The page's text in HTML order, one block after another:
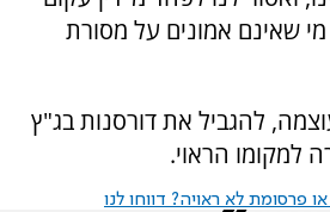
שאינם אמונים על מסורת
להגביל את דורסנות בג"ץ
למקומו הראוי.
פרסומת לא ראויה? דווחו לנו